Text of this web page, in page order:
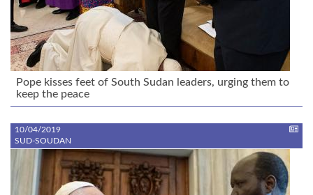
Pope kisses feet of South Sudan leaders, urging them to
keep the peace
10/04/2019
SUD-SOUDAN